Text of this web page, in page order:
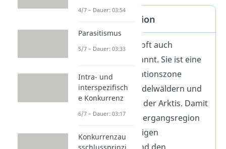
Tundra Definition
Die Tundra wird oft auch
Kältesteppe genannt. Sie ist eine
baumlose Vegetationszone
zwischen den Nadelwäldern und
den Kältewüsten der Arktis. Damit
bildet sie eine Übergangsregion
zwischen den eisigen
4/7 – Dauer: 03:54
Parasitismus
5/7 – Dauer: 03:33
Intra- und
interspezifisch
e Konkurrenz
6/7 – Dauer: 03:17
Konkurrenzau